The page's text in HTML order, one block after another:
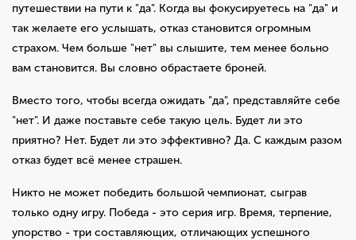
путешествии на пути к "да". Когда вы фокусируетесь на "да" и
так желаете его услышать, отказ становится огромным
страхом. Чем больше "нет" вы слышите, тем менее больно
вам становится. Вы словно обрастаете броней.
Вместо того, чтобы всегда ожидать "да", представляйте себе
"нет". И даже поставьте себе такую цель. Будет ли это
приятно? Нет. Будет ли это эффективно? Да. С каждым разом
отказ будет всё менее страшен.
Никто не может победить большой чемпионат, сыграв
только одну игру. Победа - это серия игр. Время, терпение,
упорство - три составляющих, отличающих успешного